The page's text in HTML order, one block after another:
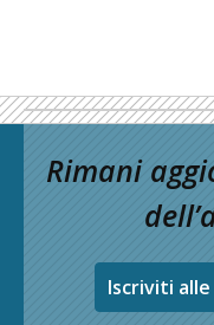
Rimani
Iscriviti